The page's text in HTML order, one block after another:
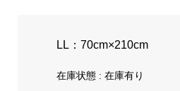
LL：70cm×210cm
在庫状態 : 在庫有り